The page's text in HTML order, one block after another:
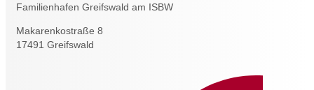
Familienhafen Greifswald am ISBW
Makarenkostraße 8
17491 Greifswald